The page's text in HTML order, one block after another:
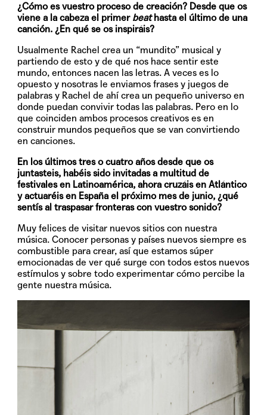
¿Cómo es vuestro proceso de creación? Desde que os
viene a la cabeza el primer beathasta el último de una
canción. ¿En qué se os inspiráis?
Usualmente Rachel crea un “mundito” musical y
partiendo de esto y de qué nos hace sentir este
mundo, entonces nacen las letras. A veces es lo
opuesto y nosotras le enviamos frases y juegos de
palabras y Rachel de ahí crea un pequeño universo en
donde puedan convivir todas las palabras. Pero en lo
que coinciden ambos procesos creativos es en
construir mundos pequeños que se van convirtiendo
en canciones.
En los últimos tres o cuatro años desde que os
juntasteis, habéis sido invitadas a multitud de
festivales en Latinoamérica, ahora cruzáis en Atlántico
y actuaréis en España el próximo mes de junio, ¿qué
sentís al traspasar fronteras con vuestro sonido?
Muy felices de visitar nuevos sitios con nuestra
música. Conocer personas y países nuevos siempre es
combustible para crear, así que estamos súper
emocionadas de ver qué surge con todos estos nuevos
estímulos y sobre todo experimentar cómo percibe la
gente nuestra música.